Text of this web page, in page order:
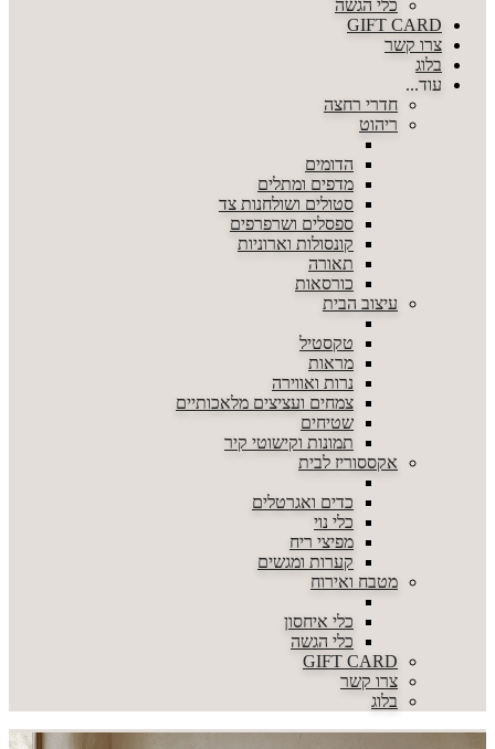
כלי הגשה
GIFT CARD
צרו קשר
בלוג
עוד...
חדרי רחצה
ריהוט
הדומים
מדפים ומתלים
סטולים ושולחנות צד
ספסלים ושרפרפים
קונסולות וארוניות
תאורה
כורסאות
עיצוב הבית
טקסטיל
מראות
נרות ואווירה
צמחים ועציצים מלאכותיים
שטיחים
תמונות וקישוטי קיר
אקססוריז לבית
כדים ואגרטלים
כלי נוי
מפיצי ריח
קערות ומגשים
מטבח ואירוח
כלי איחסון
כלי הגשה
GIFT CARD
צרו קשר
בלוג